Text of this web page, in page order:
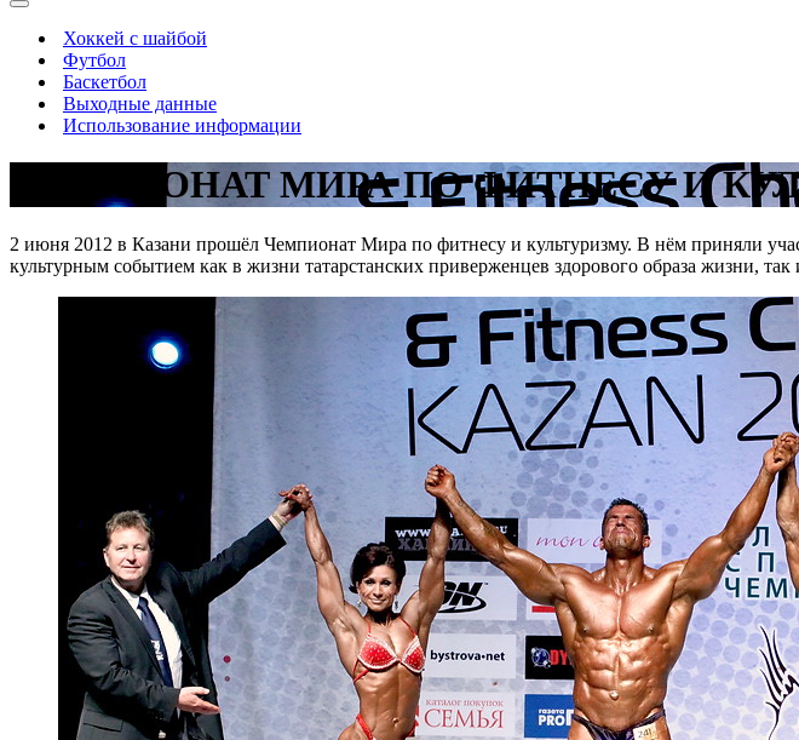
Меню
навигацииХоккей с шайбой
Футбол
Баскетбол
Выходные данные
Использование информации
ЧЕМПИОНАТ МИРА ПО ФИТНЕСУ И
2 июня 2012 в Казани прошёл Чемпионат Мира по фитнесу и культуризму. В нём приняли
культурным событием как в жизни татарстанских приверженцев здорового образа жизни,